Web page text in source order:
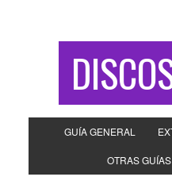
GUÍA GENERAL
OTRAS GUÍAS